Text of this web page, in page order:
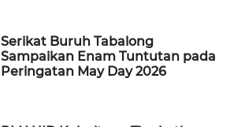
Serikat Buruh Tabalong
Sampaikan Enam Tuntutan pada
Peringatan May Day 2026